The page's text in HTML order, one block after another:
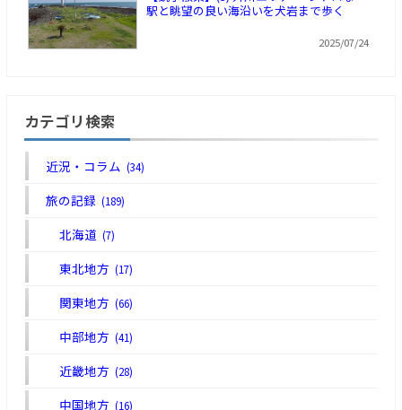
駅と眺望の良い海沿いを犬岩まで歩く
2025/07/24
カテゴリ検索
近況・コラム(34)
旅の記録(189)
北海道(7)
東北地方(17)
関東地方(66)
中部地方(41)
近畿地方(28)
中国地方(16)